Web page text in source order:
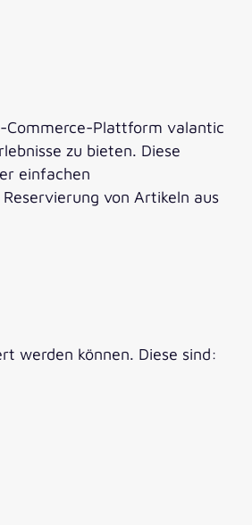
Commerce-Plattform valantic
zu bieten. Diese
einfachen
von Artikeln aus
werden können. Diese sind: